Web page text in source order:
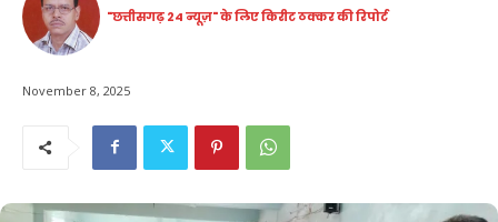
"छत्तीसगढ़ 24 न्यूज़" के लिए किरीट ठक्कर की रिपोर्ट
November 8, 2025